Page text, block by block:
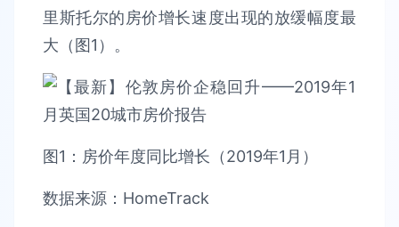
里斯托尔的房价增长速度出现的放缓幅度最
大（图1）。
图1：房价年度同比增长（2019年1月）
数据来源：HomeTrack